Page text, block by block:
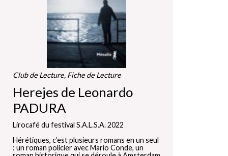
Club de Lecture, Fiche de Lecture
Herejes de Leonardo
PADURA
Lirocafé du festival S.A.L.S.A. 2022
Hérétiques, c’est plusieurs romans en un seul
: un roman policier avec Mario Conde, un